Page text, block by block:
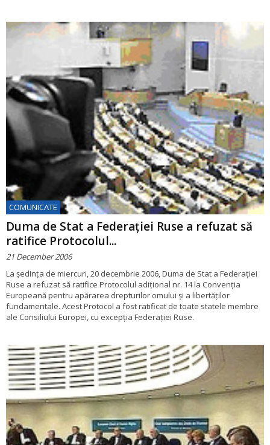
COMUNICATE
Duma de Stat a Federației Ruse a refuzat să
ratifice Protocolul...
21 December 2006
La ședința de miercuri, 20 decembrie 2006, Duma de Stat a Federației
Ruse a refuzat să ratifice Protocolul adițional nr. 14 la Convenția
Europeană pentru apărarea drepturilor omului și a libertăților
fundamentale. Acest Protocol a fost ratificat de toate statele membre
ale Consiliului Europei, cu excepția Federației Ruse.